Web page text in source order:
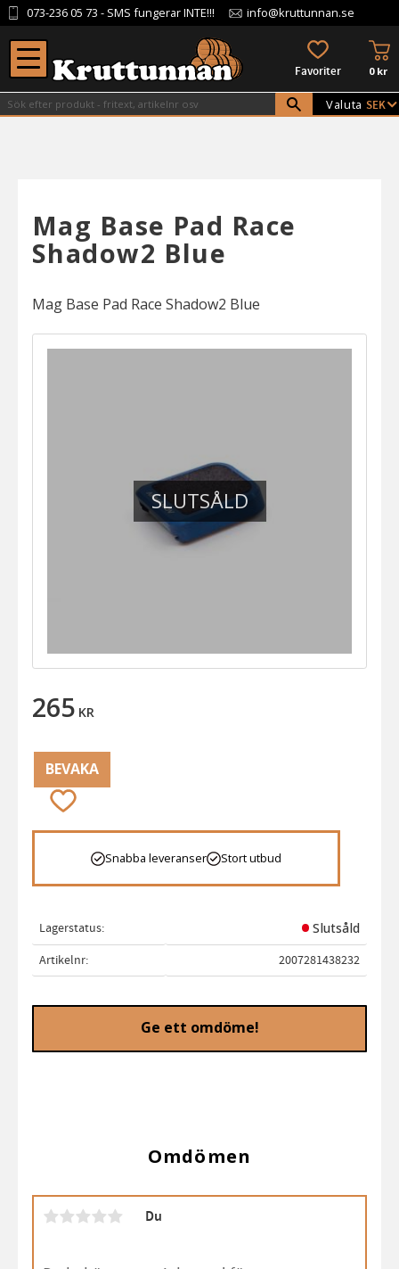
Meny
073-236 05 73 - SMS fungerar INTE!!! info@kruttunnan.se
FAVORITER 0kr
Valuta
Mag Base Pad Race
Shadow2 Blue
Mag Base Pad Race Shadow2 Blue
SLUTSÅLD
265 KR
Lägg till i favoriter
BEVAKA
Snabba leveranser Stort utbud
Lagerstatus
Slutsåld
Artikelnr
2007281438232
Ge ett omdöme!
Omdömen
Du